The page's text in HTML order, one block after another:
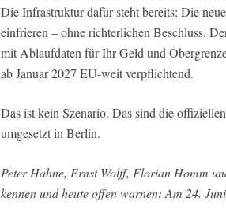
Die Infrastruktur dafür steht bereits: Die
einfrieren – ohne richterlichen Beschluss.
mit Ablaufdaten für Ihr Geld und
ab Januar 2027 EU-weit verpflichtend.
Das ist kein Szenario. Das sind die
umgesetzt in Berlin.
Peter Hahne, Ernst Wolff, Florian Homm
kennen und heute offen warnen: Am 24.